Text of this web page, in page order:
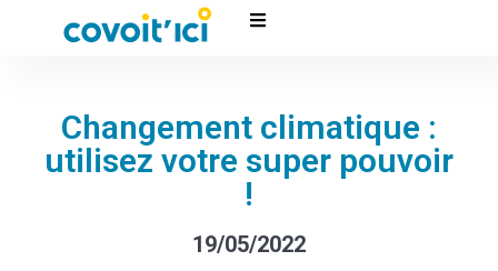
Changement climatique :
utilisez votre super pouvoir
!
19/05/2022